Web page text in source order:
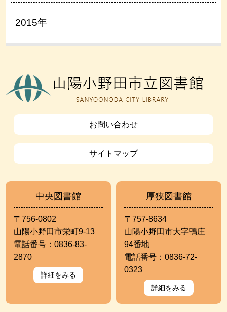
2015年
お問い合わせ
サイトマップ
中央図書館
〒756-0802
山陽小野田市栄町9-13
電話番号：0836-83-
2870
詳細をみる
厚狭図書館
〒757-8634
山陽小野田市大字鴨庄
94番地
電話番号：0836-72-
0323
詳細をみる